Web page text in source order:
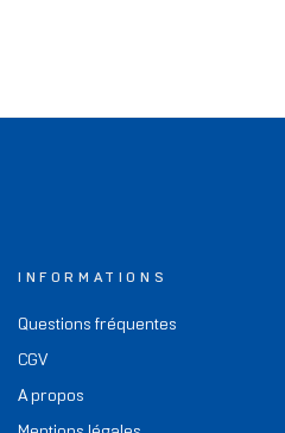
INFORMATIONS
Questions fréquentes
CGV
A propos